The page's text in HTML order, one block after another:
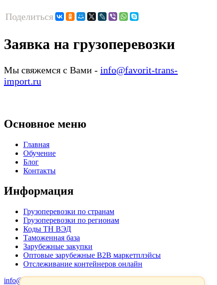
Поделиться
Заявка на грузоперевозки
Мы свяжемся с Вами - info@favorit-trans-
import.ru
Основное меню
Главная
Обучение
Блог
Контакты
Информация
Грузоперевозки по странам
Грузоперевозки по регионам
Коды ТН ВЭД
Таможенная база
Зарубежные закупки
Оптовые зарубежные B2B маркетплэйсы
Отслеживание контейнеров онлайн
info@favorit-trans-import.ru